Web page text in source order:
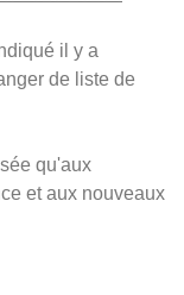
il y a
de liste de
qu'aux
et aux nouveaux